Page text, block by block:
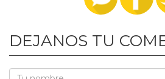
DEJANOS TU